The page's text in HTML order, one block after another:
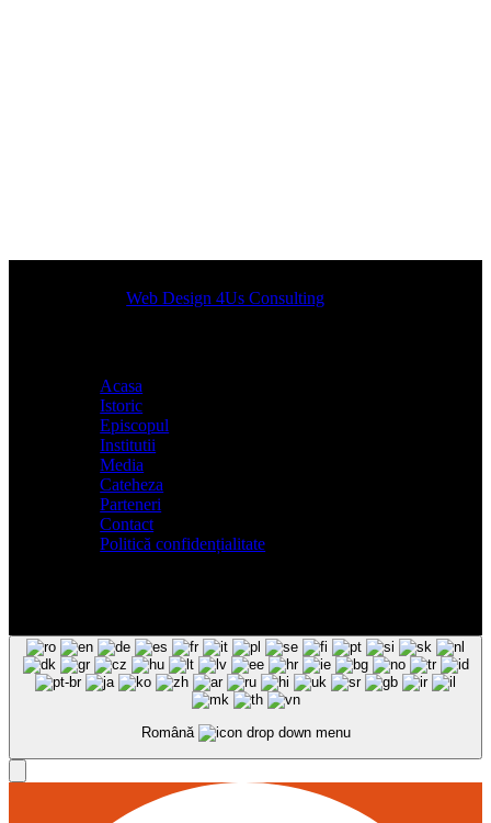
Designed byWeb Design 4Us Consulting
Acasa
Istoric
Episcopul
Institutii
Media
Cateheza
Parteneri
Contact
Politică confidențialitate
Română